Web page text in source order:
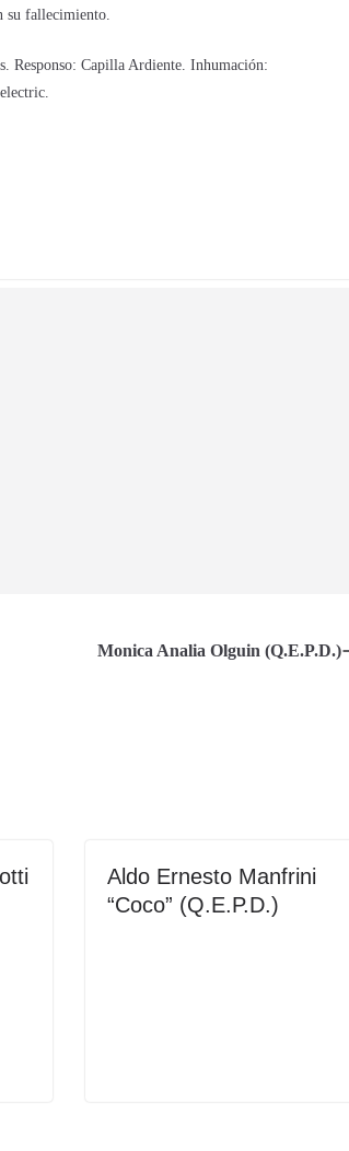
su fallecimiento.
Responso: Capilla Ardiente. Inhumación:
Monica Analia Olguin (Q.E.P.D.)
Aldo Ernesto Manfrini
“Coco” (Q.E.P.D.)